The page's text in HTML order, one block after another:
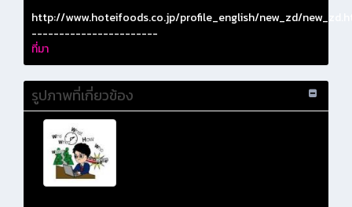
http://www.hoteifoods.co.jp/profile_english/new_zd/
-----------------------
ที่มา
รูปภาพที่เกี่ยวข้อง